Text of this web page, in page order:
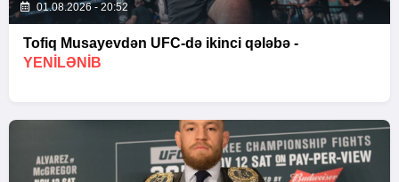
01.08.2026 - 20:52
Tofiq Musayevdən UFC-də ikinci qələbə -
YENİLƏNİB